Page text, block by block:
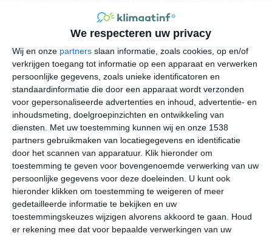
We respecteren uw privacy
Wij en onze partners slaan informatie, zoals cookies, op en/of
verkrijgen toegang tot informatie op een apparaat en verwerken
persoonlijke gegevens, zoals unieke identificatoren en
standaardinformatie die door een apparaat wordt verzonden
voor gepersonaliseerde advertenties en inhoud, advertentie- en
inhoudsmeting, doelgroepinzichten en ontwikkeling van
diensten.
Met uw toestemming kunnen wij en onze 1538
partners gebruikmaken van locatiegegevens en identificatie
door het scannen van apparatuur. Klik hieronder om
toestemming te geven voor bovengenoemde verwerking van uw
persoonlijke gegevens voor deze doeleinden. U kunt ook
hieronder klikken om toestemming te weigeren of meer
gedetailleerde informatie te bekijken en uw
toestemmingskeuzes wijzigen alvorens akkoord te gaan.
Houd
er rekening mee dat voor bepaalde verwerkingen van uw
uitgebreide weersvoorspelling voor Schlüsselfeld.
23°C
vr
25°
za zo
34° 14°
ma
34° 20°
19°C 16°C 13°C